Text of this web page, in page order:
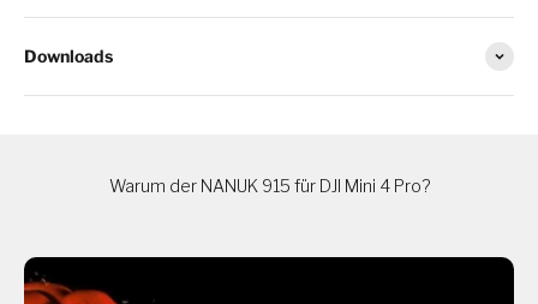
Downloads
Warum der NANUK 915 für DJI Mini 4 Pro?